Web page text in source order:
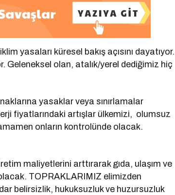
yasaları küresel bakış açısını dayatıyor.
olan, atalık/yerel dediğimiz hiç
yasaklar veya sınırlamalar
fiyatlarındaki artışlar ülkemizi, olumsuz
onların kontrolünde olacak.
maliyetlerini arttırarak gıda, ulaşım ve
TOPRAKLARIMIZ elimizden
belirsizlik, hukuksuzluk ve huzursuzluk